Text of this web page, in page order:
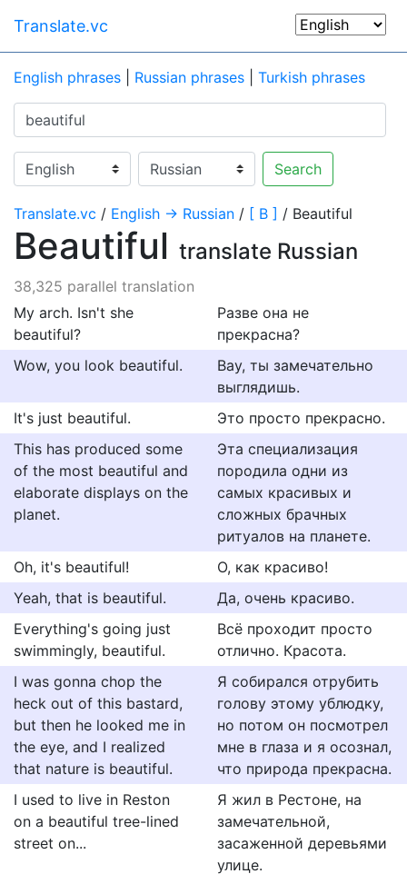
Translate.vc
English phrases Russian phrases Turkish phrases
Search
Translate.vc / English → Russian / [ B ] / Beautiful
Beautiful translate Russian
38,325 parallel translation
My arch. Isn't she
beautiful?
Разве она не
прекрасна?
Wow, you look beautiful.
Вау, ты замечательно
выглядишь.
It's just beautiful.
Это просто прекрасно.
This has produced some
of the most beautiful and
elaborate displays on the
planet.
Эта специализация
породила одни из
самых красивых и
сложных брачных
ритуалов на планете.
Oh, it's beautiful!
О, как красиво!
Yeah, that is beautiful.
Да, очень красиво.
Everything's going just
swimmingly, beautiful.
Всё проходит просто
отлично. Красота.
I was gonna chop the
heck out of this bastard,
but then he looked me in
the eye, and I realized
that nature is beautiful.
Я собирался отрубить
голову этому ублюдку,
но потом он посмотрел
мне в глаза и я осознал,
что природа прекрасна.
I used to live in Reston
on a beautiful tree-lined
street on...
Я жил в Рестоне, на
замечательной,
засаженной деревьями
улице.